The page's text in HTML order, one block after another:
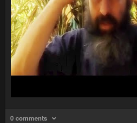
0 comments